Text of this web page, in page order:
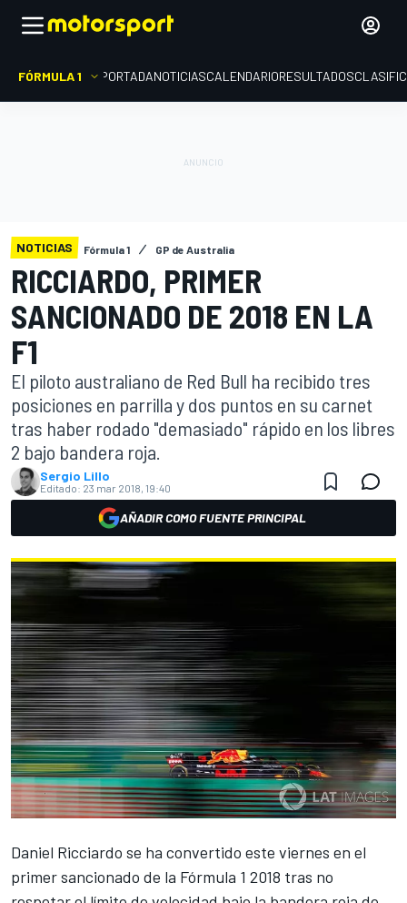
FÓRMULA 1 PORTADANOTICIASCALENDARIORESULTADOS
NOTICIAS Fórmula 1 GP de Australia
RICCIARDO, PRIMER
SANCIONADO DE 2018 EN LA
F1
El piloto australiano de Red Bull ha recibido tres
posiciones en parrilla y dos puntos en su carnet
tras haber rodado "demasiado" rápido en los libres
2 bajo bandera roja.
Sergio Lillo
Editado: 23 mar 2018, 19:40
AÑADIR COMO FUENTE PRINCIPAL
Daniel Ricciardo se ha convertido este viernes en el
primer sancionado de la Fórmula 1 2018 tras no